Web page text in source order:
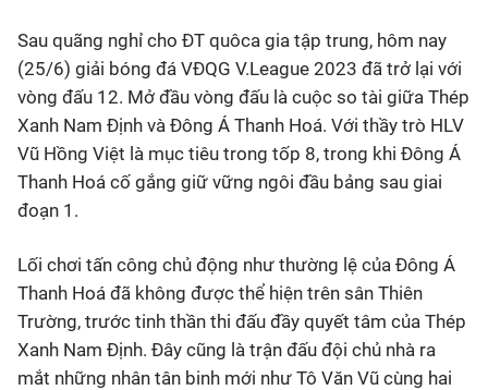
Các môn khác
VIDEO
Bên lề
Sau quãng nghỉ cho ĐT quôca gia tập trung, hôm nay
(25/6) giải bóng đá VĐQG V.League 2023 đã trở lại với
vòng đấu 12. Mở đầu vòng đấu là cuộc so tài giữa Thép
Xanh Nam Định và Đông Á Thanh Hoá. Với thầy trò HLV
Vũ Hồng Việt là mục tiêu trong tốp 8, trong khi Đông Á
Thanh Hoá cố gắng giữ vững ngôi đầu bảng sau giai
đoạn 1.
Lối chơi tấn công chủ động như thường lệ của Đông Á
Thanh Hoá đã không được thể hiện trên sân Thiên
Trường, trước tinh thần thi đấu đầy quyết tâm của Thép
Xanh Nam Định. Đây cũng là trận đấu đội chủ nhà ra
mắt những nhân tân binh mới như Tô Văn Vũ cùng hai